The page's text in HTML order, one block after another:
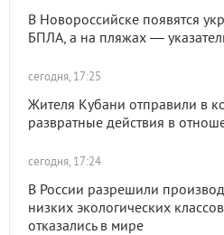
В Новороссийске появятся
БПЛА, а на пляжах —
сегодня, 17:25
Жителя Кубани отправили в
развратные действия в
сегодня, 17:24
В России разрешили
низких экологических
отказались в мире